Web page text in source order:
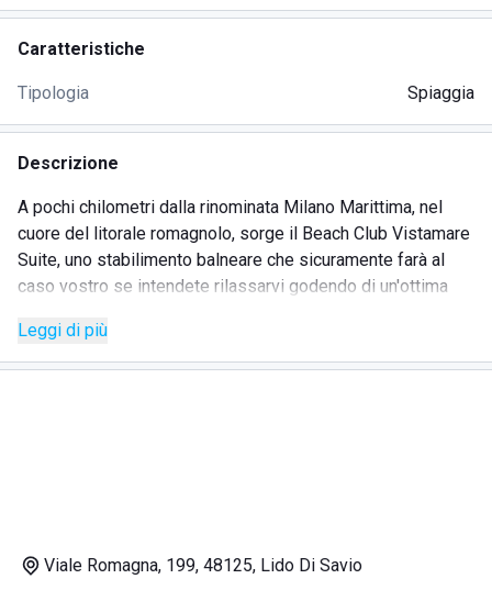
Caratteristiche
Tipologia Spiaggia
Descrizione
A pochi chilometri dalla rinominata Milano Marittima, nel
cuore del litorale romagnolo, sorge il Beach Club Vistamare
Suite, uno stabilimento balneare che sicuramente farà al
caso vostro se intendete rilassarvi godendo di un'ottima
Qui si potranno passare delle giornate molto rilassanti,
sul mare cristallino del Lido di Savio, può prenotare dei
Leggi di più
Viale Romagna, 199, 48125, Lido Di Savio